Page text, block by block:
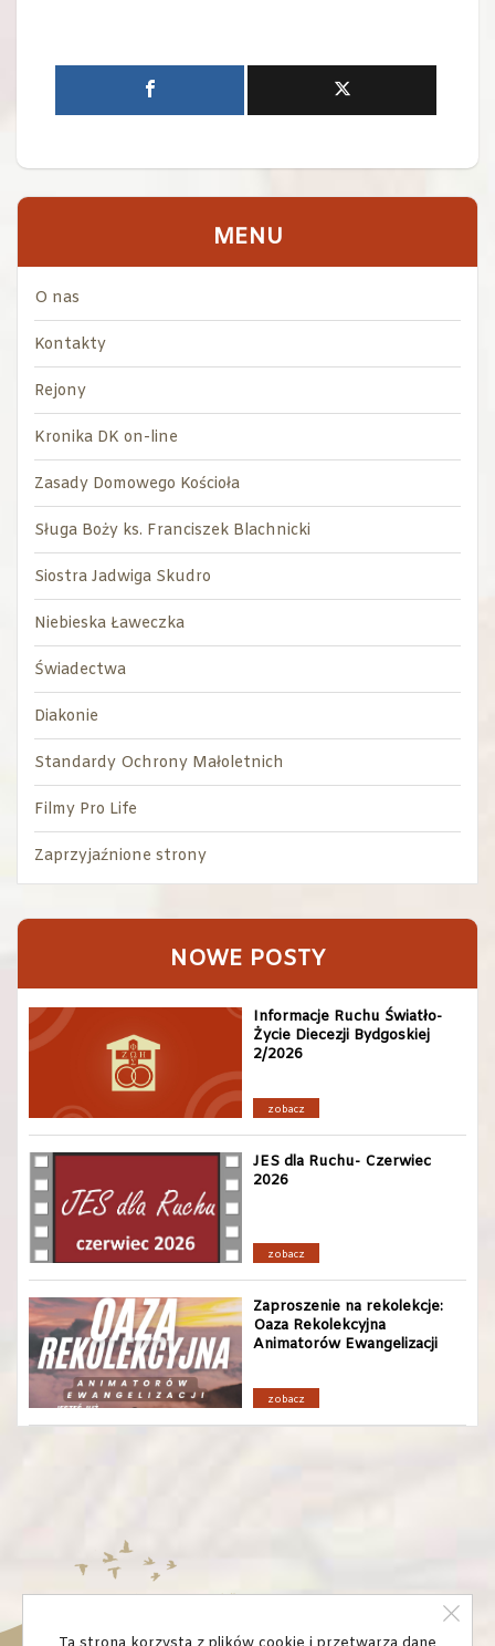
MENU
O nas
Kontakty
Rejony
Kronika DK on-line
Zasady Domowego Kościoła
Sługa Boży ks. Franciszek Blachnicki
Siostra Jadwiga Skudro
Niebieska Ławeczka
Świadectwa
Diakonie
Standardy Ochrony Małoletnich
Filmy Pro Life
Zaprzyjaźnione strony
NOWE POSTY
Informacje Ruchu Światło-
Życie Diecezji Bydgoskiej
2/2026
zobacz
JES dla Ruchu- Czerwiec
2026
zobacz
Zaproszenie na rekolekcje:
Oaza Rekolekcyjna
Animatorów Ewangelizacji
zobacz